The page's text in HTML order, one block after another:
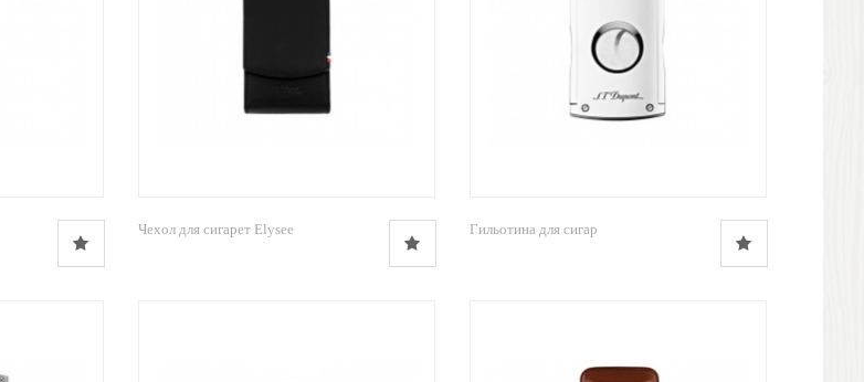
Чехол для сигарет Elysee Гильотина для сигар